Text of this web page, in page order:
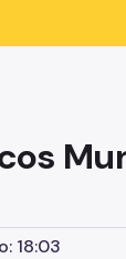
18:03